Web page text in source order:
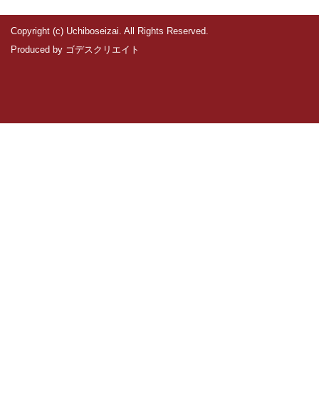
Copyright (c) Uchiboseizai. All Rights Reserved.
Produced by ゴデスクリエイト